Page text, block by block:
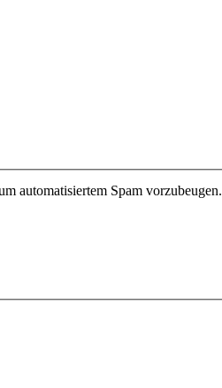
automatisiertem Spam vorzubeugen.